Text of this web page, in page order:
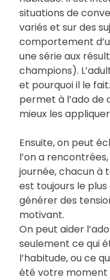
situations de
variés et sur des
comportement
une série aux
champions).
et pourquoi il le
permet à l’ado
mieux les
Ensuite, on peut
l’on a
journée, chacun à
est toujours le
générer des
motivant.
On peut aider
seulement ce qui
l’habitude, ou ce
été votre moment